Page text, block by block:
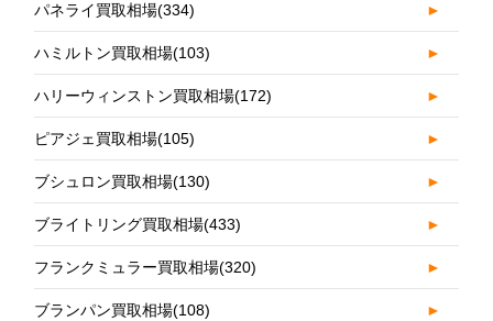
パネライ買取相場(334) ►
ハミルトン買取相場(103) ►
ハリーウィンストン買取相場(172) ►
ピアジェ買取相場(105) ►
ブシュロン買取相場(130) ►
ブライトリング買取相場(433) ►
フランクミュラー買取相場(320) ►
ブランパン買取相場(108) ►